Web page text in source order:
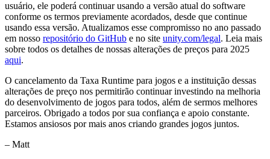
usuário, ele poderá continuar usando a versão atual do software
conforme os termos previamente acordados, desde que continue
usando essa versão. Atualizamos esse compromisso no ano passado
em nosso repositório do GitHub e no site unity.com/legal. Leia mais
sobre todos os detalhes de nossas alterações de preços para 2025
aqui.
O cancelamento da Taxa Runtime para jogos e a instituição dessas
alterações de preço nos permitirão continuar investindo na melhoria
do desenvolvimento de jogos para todos, além de sermos melhores
parceiros. Obrigado a todos por sua confiança e apoio constante.
Estamos ansiosos por mais anos criando grandes jogos juntos.
– Matt